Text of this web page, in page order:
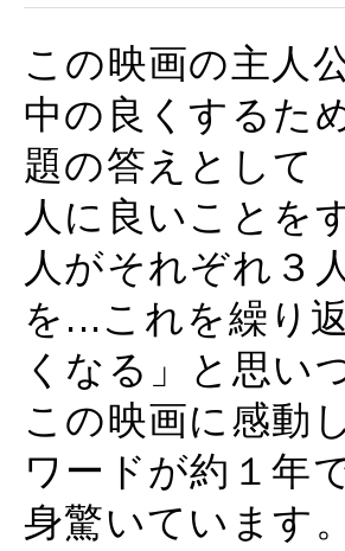
この映画の主人
中の良くするた
題の答えとして
人に良いことを
人がそれぞれ３
を...これを繰り
くなる」と思い
この映画に感動
ワードが約１年
身驚いています。